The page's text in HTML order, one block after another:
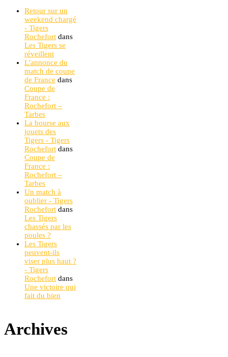
Retour sur un
weekend chargé
- Tigers
Rochefort dans
Les Tigers se
réveillent
L'annonce du
match de coupe
de France dans
Coupe de
France :
Rochefort –
Tarbes
La bourse aux
jouets des
Tigers - Tigers
Rochefort dans
Coupe de
France :
Rochefort –
Tarbes
Un match à
oublier - Tigers
Rochefort dans
Les Tigers
chassés par les
poules ?
Les Tigers
peuvent-ils
viser plus haut ?
- Tigers
Rochefort dans
Une victoire qui
fait du bien
Archives